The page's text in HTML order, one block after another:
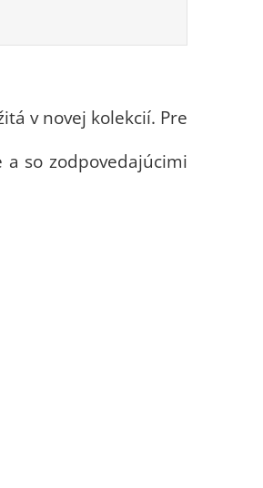
v novej kolekcií. Pre
so zodpovedajúcimi